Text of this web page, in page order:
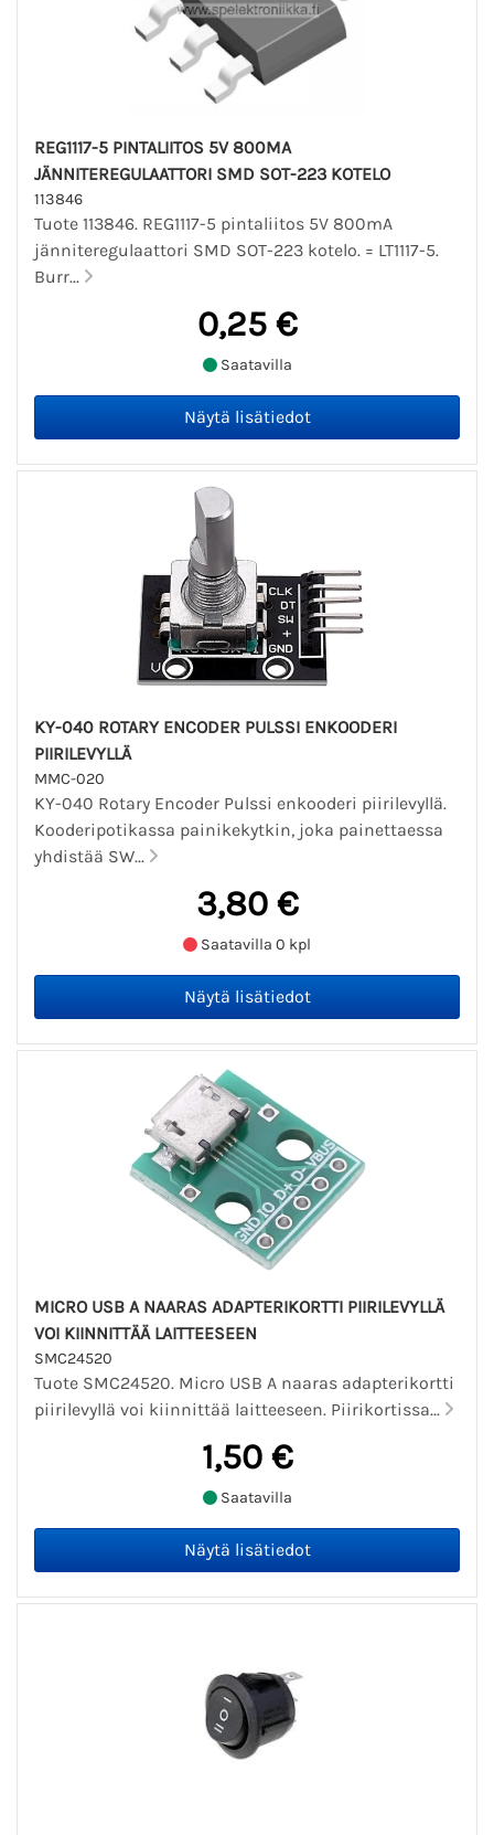
REG1117-5 PINTALIITOS 5V 800MA
JÄNNITEREGULAATTORI SMD SOT-223 KOTELO
113846
Tuote 113846. REG1117-5 pintaliitos 5V 800mA
jänniteregulaattori SMD SOT-223 kotelo. = LT1117-5.
Burr...
0,25 €
Saatavilla
KY-040 ROTARY ENCODER PULSSI ENKOODERI
PIIRILEVYLLÄ
MMC-020
KY-040 Rotary Encoder Pulssi enkooderi piirilevyllä.
Kooderipotikassa painikekytkin, joka painettaessa
yhdistää SW...
3,80 €
Saatavilla 0 kpl
MICRO USB A NAARAS ADAPTERIKORTTI PIIRILEVYLLÄ
VOI KIINNITTÄÄ LAITTEESEEN
SMC24520
Tuote SMC24520. Micro USB A naaras adapterikortti
piirilevyllä voi kiinnittää laitteeseen. Piirikortissa...
1,50 €
Saatavilla